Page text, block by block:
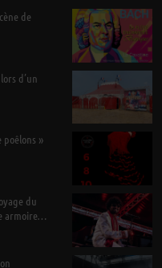
de
d’un
poêlons »
du
armoire